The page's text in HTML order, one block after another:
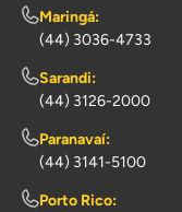
Maringá:
(44) 3036-4733
Sarandi:
(44) 3126-2000
Paranavaí:
(44) 3141-5100
Porto Rico: